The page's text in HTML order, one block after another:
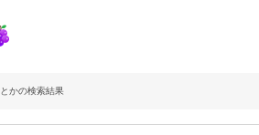
かの検索結果